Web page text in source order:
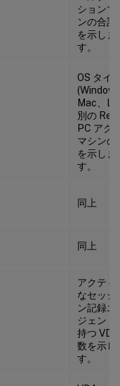
ションマ
ンの合計
を示しま
す。
OS タイ
Mac、
別の
PC アク
マシンの
を示しま
す。
同上
同上
アクティ
なセッシ
ン記録エ
ジェント
持つ
数を示し
す。